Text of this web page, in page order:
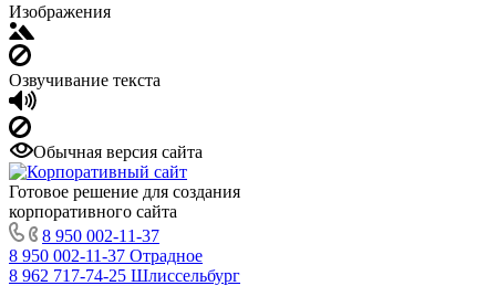
Изображения
Озвучивание текста
Обычная версия сайта
Готовое решение для создания
корпоративного сайта
8 950 002-11-37
8 950 002-11-37 Отрадное
8 962 717-74-25 Шлиссельбург